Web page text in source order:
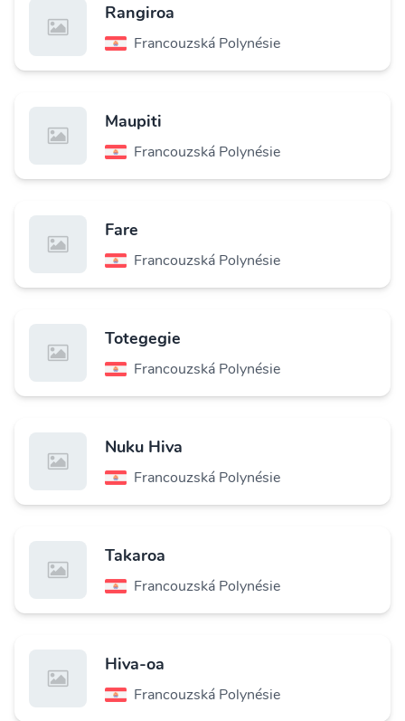
Rangiroa
Francouzská Polynésie
Maupiti
Francouzská Polynésie
Fare
Francouzská Polynésie
Totegegie
Francouzská Polynésie
Nuku Hiva
Francouzská Polynésie
Takaroa
Francouzská Polynésie
Hiva-oa
Francouzská Polynésie